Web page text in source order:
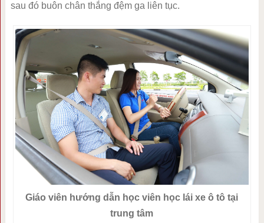
sau đó buôn chân thắng đệm ga liên tục.
Giáo viên hướng dẫn học viên học lái xe ô tô tại
trung tâm